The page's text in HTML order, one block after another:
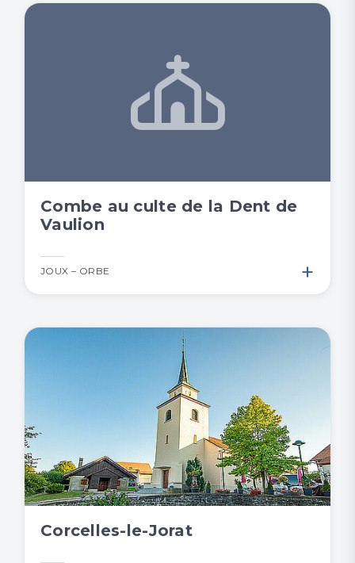
Combe au culte de la Dent de
Vaulion
JOUX – ORBE +
Corcelles-le-Jorat